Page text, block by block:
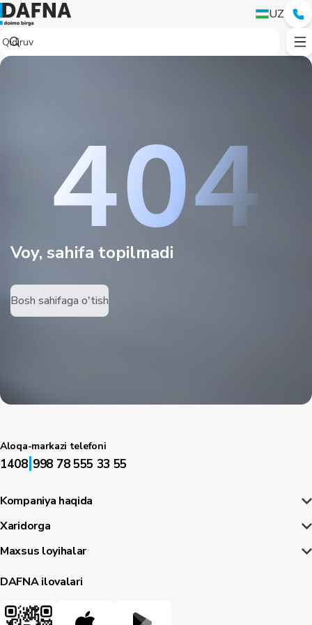
UZ
Voy, sahifa topilmadi
Bosh sahifaga o'tish
Aloqa-markazi telefoni
1408|998 78 555 33 55
Kompaniya haqida
Xaridorga
Maxsus loyihalar
DAFNA ilovalari